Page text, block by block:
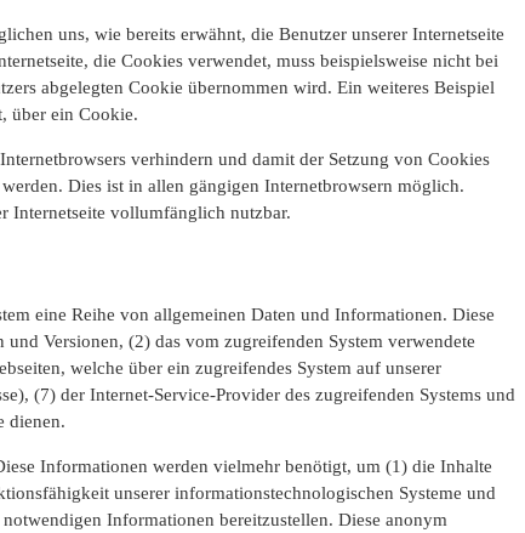
uns, wie bereits erwähnt, die Benutzer unserer Internetseite
die Cookies verwendet, muss beispielsweise nicht bei
abgelegten Cookie übernommen wird. Ein weiteres Beispiel
über ein Cookie.
verhindern und damit der Setzung von Cookies
Dies ist in allen gängigen Internetbrowsern möglich.
Internetseite vollumfänglich nutzbar.
eine Reihe von allgemeinen Daten und Informationen. Diese
Versionen, (2) das vom zugreifenden System verwendete
welche über ein zugreifendes System auf unserer
(7) der Internet-Service-Provider des zugreifenden Systems und
dienen.
Informationen werden vielmehr benötigt, um (1) die Inhalte
unserer informationstechnologischen Systeme und
Informationen bereitzustellen. Diese anonym